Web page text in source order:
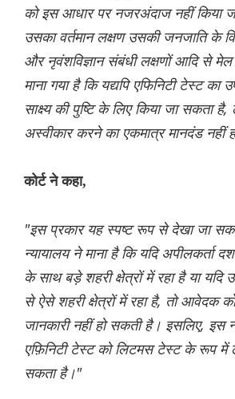
को इस आधार पर नजरअंदाज नहीं किया
उसका वर्तमान लक्षण उसकी जनजाति के
और नृवंशविज्ञान संबंधी लक्षणों आदि से
माना गया है कि यद्यपि एफिनिटी टेस्ट का
साक्ष्य की पुष्टि के लिए किया जा सकता
अस्वीकार करने का एकमात्र मानदंड नहीं
कोर्ट ने कहा,
"इस प्रकार यह स्पष्ट रूप से देखा जा
न्यायालय ने माना है कि यदि अपीलकर्ता
के साथ बड़े शहरी क्षेत्रों में रहा है या यदि
से ऐसे शहरी क्षेत्रों में रहा है, तो आवेदक
जानकारी नहीं हो सकती है। इसलिए, इस
एफ़िनिटी टेस्ट को लिटमस टेस्ट के रूप में
सकता है।"